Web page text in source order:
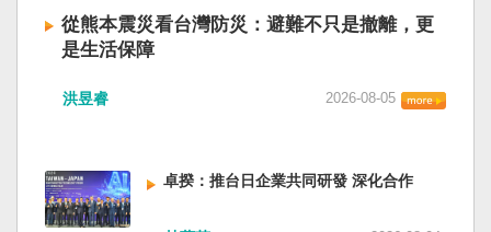
立、原軍委政治工作部主任苗華、前信息支援部
隊政委李偉、前陸軍司令員李橋、前中央軍委裝
前空軍政委郭普校、前東部戰區政委劉青松、前
委鍾紹軍等。 黨政系統部分，前廣西政府主席藍
天立、前內蒙古政府主席王莉霞、前中國證監會
民黨蔣介石政權只能選擇海南島，國共競鬥的歷
史就會是另一種局面，與台灣無關。台灣沒有中
國問題，中國也沒有台灣問題。台灣與中國也不
四五年八一五台灣獨立了，台灣會成為東亞漢字
語，一如新加坡留下英文，本土原有的福佬話、
客家話、原住民各族語也不會被壓迫。 如果一九
四五年八一五台灣獨立了，台灣早已是聯合國會
從熊本震災看台灣防災：避難不只是撤離，更
是生活保障
援速度與災後重建受到關注，避難所管理也成為
樣位於地震頻繁區域的台灣，防災工作不能只關
注災害發生後如何救援，更要思考受災者如何在
避難期間獲得安全且有尊嚴的生活。 台灣多年來
洪昱睿 2026-08-05
卓揆：推台日企業共同研發 深化合作